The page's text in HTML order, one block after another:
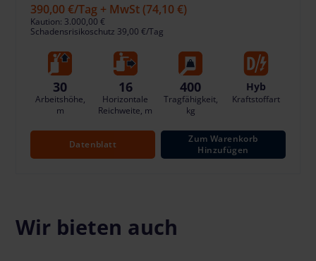
390,00 €/Tag + MwSt (74,10 €)
Kaution: 3.000,00 €
Schadensrisikoschutz 39,00 €/Tag
30
Arbeitshöhe,
m
16
Horizontale
Reichweite, m
400
Tragfähigkeit,
kg
Hyb
Kraftstoffart
Datenblatt
Zum Warenkorb
Hinzufügen
Wir bieten auch